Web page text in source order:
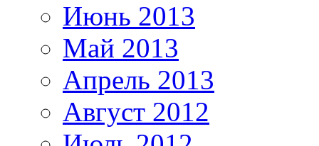
Июнь 2013
Май 2013
Апрель 2013
Август 2012